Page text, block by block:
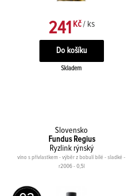
241 Kč / ks
Skladem
Slovensko
Fundus Regius
Ryzlink rýnský
víno s přívlastkem - výběr z bobulí bílé - sladké -
r2006 - 0,5l